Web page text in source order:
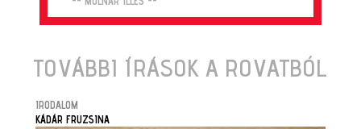
TOVÁBBI ÍRÁSOK A ROVATBÓL
IRODALOM
KÁDÁR FRUZSINA